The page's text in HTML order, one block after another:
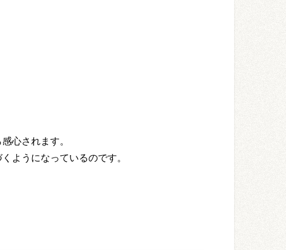
心されます。
ようになっているのです。